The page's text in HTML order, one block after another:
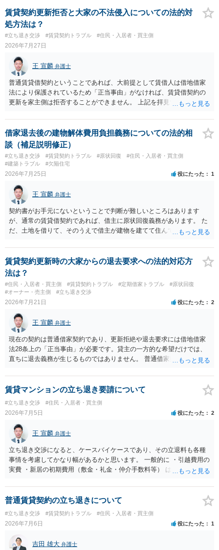
賃貸契約更新拒否と大家の不法侵入についての法的対
処方法は？
#立ち退き交渉 #賃貸契約トラブル #住民・入居者・買主側
2026年7月27日
王 宣麟 弁護士
普通賃貸借契約ということであれば、大前提として賃借人は借地借家
法により保護されているため「正当事由」がなければ、賃貸借契約の
更新を家主側は拒否することができません。 上記を拝見する限り、通
定期確認させてもらないこと」が直ちに正当事由に当たるとは思えま
せんので、更新拒絶を拒否される方向性でよろしいかと存じます。 そ
の交渉の中で、一定の金銭をもらえれば退去には応じる旨交渉をして
みるのはいかがでしょうか。 過去に賃借人の許可なく無断で賃貸人が
入室する行為自体は不法行為となり、また刑事的にも住居侵入罪が成
立する可能性がありますので、これを理由に一定の金銭賠償を求める
借家退去後の建物解体費用負担義務についての法的相
談（補足説明修正）
#立ち退き交渉 #賃貸契約トラブル #原状回復
#住民・入居者・買主側
#建築トラブル
#欠陥住宅
2026年7月25日 役にたった 1
王 宣麟 弁護士
契約書がお手元にないということで判断が難しいところはあります
が、通常の賃貸借契約であれば、借主に原状回復義務があります。 た
だ、土地を借りて、そのうえで借主が建物を建てて住んでいたケース
であれば、建物を収去して土地を明渡す義務は原則生じないはずで
す。 その後、建物を平屋に立て替えた場合であっても、貸主の承諾を
得ているのであれば、単純に費用を捻出した側に平屋の所有権が帰属
する、という話になるわけでもないように思います。 そのため、現
状、解体費用を負担することが明確な案件ではないため、まずは相手
に請求の根拠（なぜ当方が平屋の解体費用を負担しなければならない
賃貸契約更新時の大家からの退去要求への法的対応方
法は？
#住民・入居者・買主側 #賃貸契約トラブル #定期借家トラブル
#原状回復
#オーナー・売主側
#立ち退き交渉
2026年7月21日 役にたった 2
王 宣麟 弁護士
現在の契約は普通借家契約であり、更新拒絶や退去要求には借地借家
法28条上の「正当事由」が必要です。貸主の一方的な希望だけでは、
直ちに退去義務が生じるものではありません。 普通借家契約から定期
新たな定期借家契約を締結する形になりますが、これは任意の合意が
前提であり、借主が同意しなければ成立しません。 12年間の居住実
績、子どもの学校や地域とのつながり、転居費用の準備が困難な事情
などは、借主側の強い居住継続の必要性として正当事由判断において
重視される要素ですので、貸主側にかなり具体的な事情と立退料など
がない限り、更新拒絶が認められるハードルは一般的に高いと考えら
れます。 建物が未登記であること自体は、賃貸借契約の有効性を直ち
に否定するものではなく、引渡しがされていれば賃貸借の効力は原則
有効とされています。 今後の交渉では、①現在は普通借家契約が継続
しており定期借家への変更に合意していないこと、②貸主側の事情
（誰が所有者で誰が実際に住む予定か等）を具体的に書面で説明して
ほしいこと、③自分たちの居住継続の必要性を丁寧に伝えること、を
基本方針としたうえで、仮に一定時期の退去を検討する場合には、立
退料・引越費用・原状回復費用負担などの条件を明確にした書面を作
成することが重要です。 契約書では、更新条項・解除条項・期間の定
め・定期借家に関する記載の有無、これまでの更新時の合意内容
（「今回で最後」などの文言）が、借主不利な特約として無効になり
得るかどうかも含めて検討ポイントになりますので、署名押印前に内
賃貸マンションの立ち退き要請について
#立ち退き交渉 #住民・入居者・買主側
2026年7月5日 役にたった 2
王 宣麟 弁護士
立ち退き交渉になると、ケースバイケースであり、その立退料も各種
事情を考慮してかなり幅があるかと思います。 一般的に ・引越費用の
実費 ・新居の初期費用（敷金・礼金・仲介手数料等） は固い部分かと
ターンが多いかと存じます。
普通賃貸契約の立ち退きについて
#立ち退き交渉 #賃貸契約トラブル #住民・入居者・買主側
2026年7月6日 役にたった 1
吉田 雄大 弁護士